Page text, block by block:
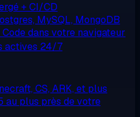
+ CI/CD
MySQL, MongoDB
Code dans votre navigateur
actives 24/7
CS, ARK, et plus
au plus près de votre